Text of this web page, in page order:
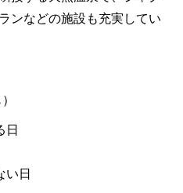
ンなどの施設も充実してい
日
い日